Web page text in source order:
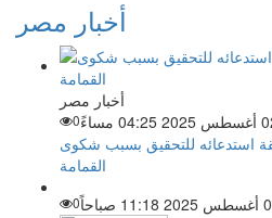
أخبار مصر
أخبار مصر
0
استدعائه للتحقيق بسبب شكوى
القمامة
0